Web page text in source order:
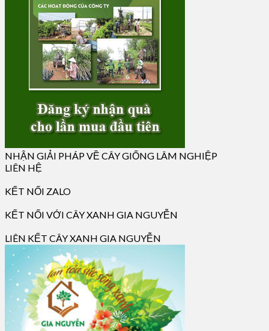
NHẬN GIẢI PHÁP VỀ CÂY GIỐNG LÂM NGHIỆP
LIÊN HỆ
KẾT NỐI ZALO
KẾT NỐI VỚI CÂY XANH GIA NGUYỄN
LIÊN KẾT CÂY XANH GIA NGUYỄN